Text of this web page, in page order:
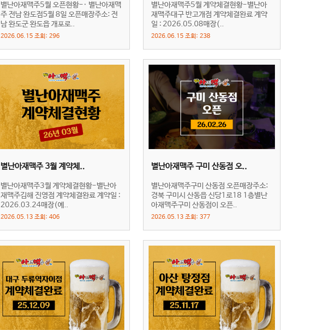
별난아재맥주5월 오픈현황-· 별난아재맥
주 전남 완도점5월 8일 오픈매장주소: 전
남 완도군 완도읍 개포로..
2026.06.15 조회: 296
별난아재맥주5월 계약체결현황-별난아
재맥주대구 반고개점 계약체결완료 계약
일 : 2026.05.08매장(..
2026.06.15 조회: 238
별난아재맥주 3월 계약체..
별난아재맥주3월 계약체결현황-별난아
재맥주김해 진영점 계약체결완료 계약일 :
2026.03.24매장(예..
2026.05.13 조회: 406
별난아재맥주 구미 산동점 오..
별난아재맥주구미 산동점 오픈매장주소:
경북 구미시 산동읍 신당1로18 1층별난
아재맥주구미 산동점이 오픈..
2026.05.13 조회: 377